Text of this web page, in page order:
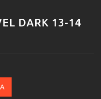
DARK 13-14